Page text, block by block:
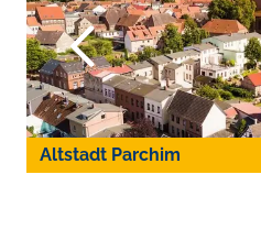
Altstadt Parchim